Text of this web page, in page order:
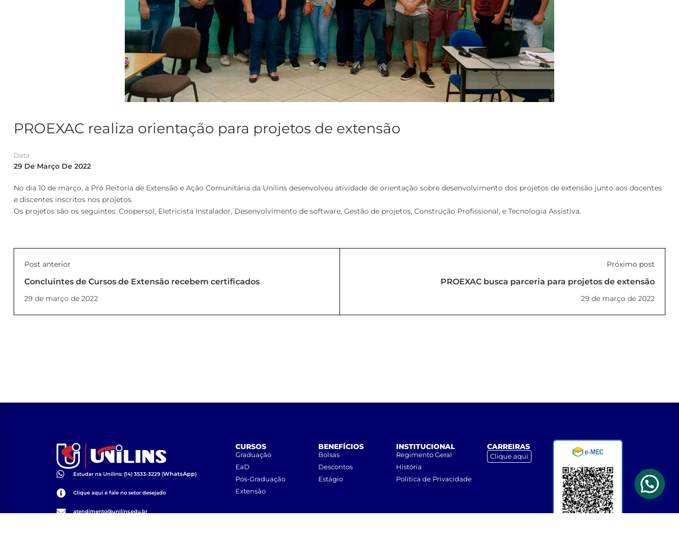
PROEXAC realiza orientação para projetos de extensão
Data
29 De Março De 2022
No dia 10 de março, a Pró Reitoria de Extensão e Ação Comunitária da Unilins desenvolveu atividade de orientação sobre desenvolvimento dos projetos de extensão junto aos docentes
e discentes inscritos nos projetos.
Os projetos são os seguintes: Coopersol, Eletricista Instalador, Desenvolvimento de software, Gestão de projetos, Construção Profissional, e Tecnologia Assistiva.
Post anterior
Concluintes de Cursos de Extensão recebem certificados
29 de março de 2022
Próximo post
PROEXAC busca parceria para projetos de extensão
29 de março de 2022
Estudar na Unilins: (14) 3533-3229 (WhatsApp)
Clique aqui e fale no setor desejado
atendimento@unilins.edu.br
CURSOS
Graduação
EaD
Pós-Graduação
Extensão
BENEFÍCIOS
Bolsas
Descontos
Estágio
INSTITUCIONAL
Regimento Geral
História
Política de Privacidade
CARREIRAS
Clique aqui